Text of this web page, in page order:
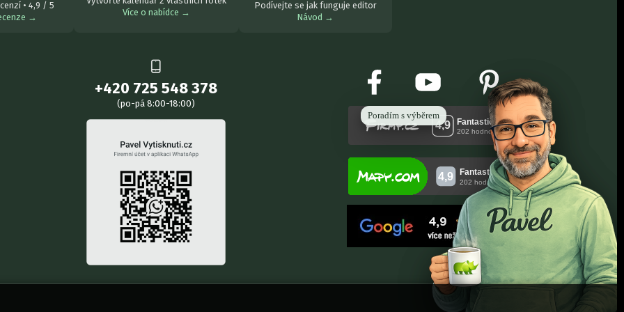
Poradím s výběrem
• 4,9 / 5
→
Více o nabídce →
Podívejte se jak funguje editor
Návod →
+420 725 548 378
(po-pá 8:00-18:00)